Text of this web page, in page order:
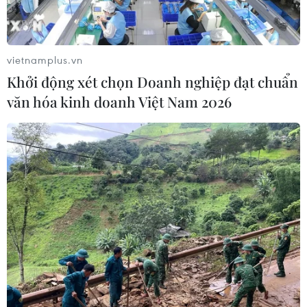
24 năm tù cho 2 vợ chồng tổ
chức “bay lắc” tại Hà Nội
Khởi tố thêm 6 đối tượng vụ lập
khống hồ sơ bảo hiểm y tế ở Đắk Lắk
05/08/2026 14:55
Vận chuyển quá cảnh hàng giả và
xâm phạm sở hữu trí tuệ diễn biến
phức tạp
05/08/2026 13:44
vietnamplus.vn
Khởi động xét chọn Doanh nghiệp đạt chuẩn
văn hóa kinh doanh Việt Nam 2026